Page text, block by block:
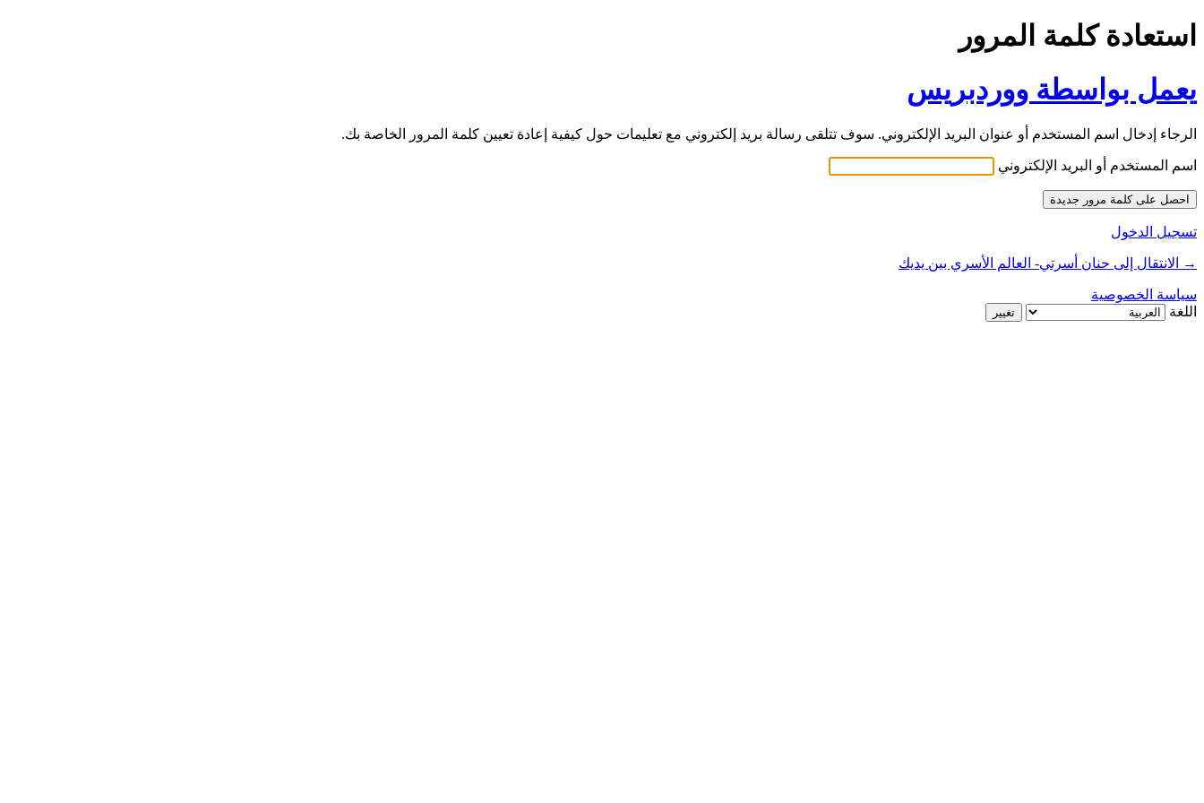
استعادة كلمة المرور
يعمل بواسطة ووردبريس
الرجاء إدخال اسم المستخدم أو عنوان البريد الإلكتروني. سوف تتلقى رسالة بريد إلكتروني مع تعليمات حول كيفية إعادة تعيين كلمة المرور الخاصة بك.
اسم المستخدم أو البريد الإلكتروني
تسجيل الدخول
→ الانتقال إلى حنان أسرتي- العالم الأسري بين يديك
سياسة الخصوصية
اللغة